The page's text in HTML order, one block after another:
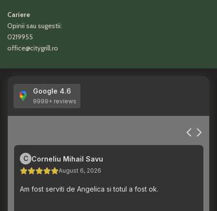
Cariere
Opinii sau sugestii:
0219955
office@citygrill.ro